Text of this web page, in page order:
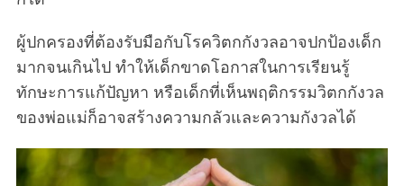
ผู้ปกครองที่ต้องรับมือกับโรควิตกกังวลอาจปกป้องเด็ก
มากจนเกินไป ทำให้เด็กขาดโอกาสในการเรียนรู้
ทักษะการแก้ปัญหา หรือเด็กที่เห็นพฤติกรรมวิตกกังวล
ของพ่อแม่ก็อาจสร้างความกลัวและความกังวลได้